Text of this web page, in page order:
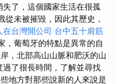
了，這個國家生活在很孤
從未被摧毀，因此其歷史，
在台灣開公司 台中五十肩筋
，葡萄牙的特點是異常的自
，北部高山山脈和肥沃的山
了很長時間，了解並尋找
地方對那些說新的人來說是